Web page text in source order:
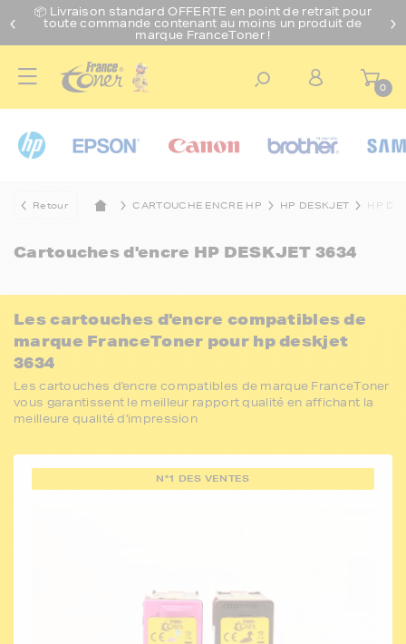
📦 Livraison standard OFFERTE en point de retrait pour
toute commande contenant au moins un produit de
marque FranceToner !
0
Retour CARTOUCHE ENCRE HP HP DESKJET HP
Cartouches d'encre HP DESKJET 3634
Les cartouches d'encre compatibles de
marque FranceToner pour hp deskjet
3634
Les cartouches d'encre compatibles de marque FranceToner
vous garantissent le meilleur rapport qualité en affichant la
meilleure qualité d'impression
N°1 DES VENTES